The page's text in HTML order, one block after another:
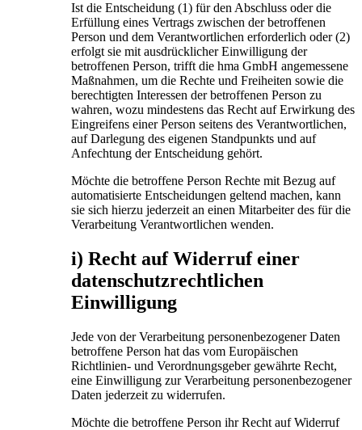
Ist die Entscheidung (1) für den Abschluss oder die
Erfüllung eines Vertrags zwischen der betroffenen
Person und dem Verantwortlichen erforderlich oder (2)
erfolgt sie mit ausdrücklicher Einwilligung der
betroffenen Person, trifft die hma GmbH angemessene
Maßnahmen, um die Rechte und Freiheiten sowie die
berechtigten Interessen der betroffenen Person zu
wahren, wozu mindestens das Recht auf Erwirkung des
Eingreifens einer Person seitens des Verantwortlichen,
auf Darlegung des eigenen Standpunkts und auf
Anfechtung der Entscheidung gehört.
Möchte die betroffene Person Rechte mit Bezug auf
automatisierte Entscheidungen geltend machen, kann
sie sich hierzu jederzeit an einen Mitarbeiter des für die
Verarbeitung Verantwortlichen wenden.
i) Recht auf Widerruf einer
datenschutzrechtlichen
Einwilligung
Jede von der Verarbeitung personenbezogener Daten
betroffene Person hat das vom Europäischen
Richtlinien- und Verordnungsgeber gewährte Recht,
eine Einwilligung zur Verarbeitung personenbezogener
Daten jederzeit zu widerrufen.
Möchte die betroffene Person ihr Recht auf Widerruf